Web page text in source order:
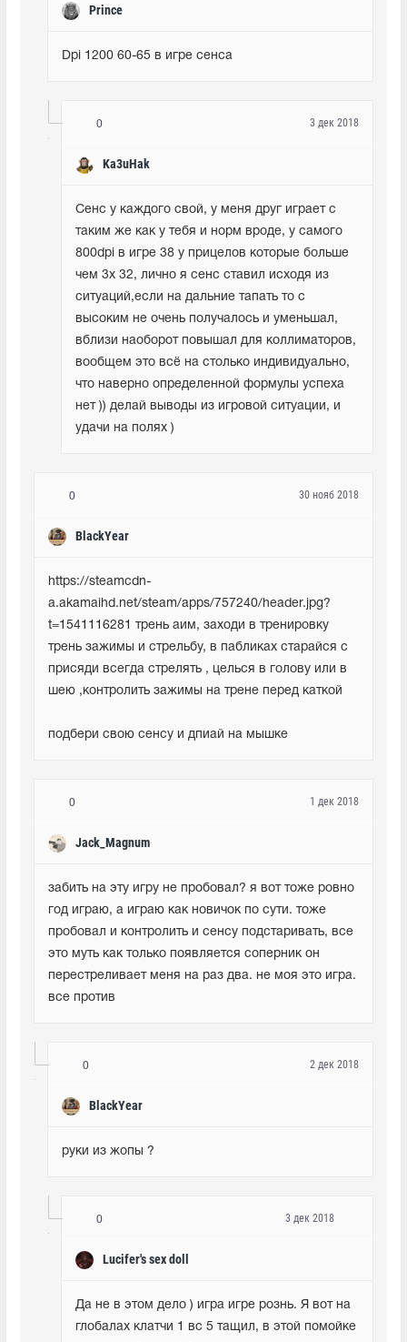
Prince
Dpi 1200 60-65 в игре сенса
0
Ka3uHak
3 дек 2018
Сенс у каждого свой, у меня друг играет с
таким же как у тебя и норм вроде, у самого
800dpi в игре 38 у прицелов которые больше
чем 3х 32, лично я сенс ставил исходя из
ситуаций,если на дальние тапать то с
высоким не очень получалось и уменьшал,
вблизи наоборот повышал для коллиматоров,
вообщем это всё на столько индивидуально,
что наверно определенной формулы успеха
нет )) делай выводы из игровой ситуации, и
удачи на полях )
0
BlackYear
30 нояб 2018
https://steamcdn-
a.akamaihd.net/steam/apps/757240/header.jpg?
t=1541116281 трень аим, заходи в тренировку
трень зажимы и стрельбу, в пабликах старайся с
присяди всегда стрелять , целься в голову или в
шею ,контролить зажимы на трене перед каткой
подбери свою сенсу и дпиай на мышке
0
Jack_Magnum
1 дек 2018
забить на эту игру не пробовал? я вот тоже ровно
год играю, а играю как новичок по сути. тоже
пробовал и контролить и сенсу подстаривать, все
это муть как только появляется соперник он
перестреливает меня на раз два. не моя это игра.
все против
0
BlackYear
2 дек 2018
руки из жопы ?
0
Lucifer's sex doll
3 дек 2018
Да не в этом дело ) игра игре рознь. Я вот на
глобалах клатчи 1 вс 5 тащил, в этой помойке